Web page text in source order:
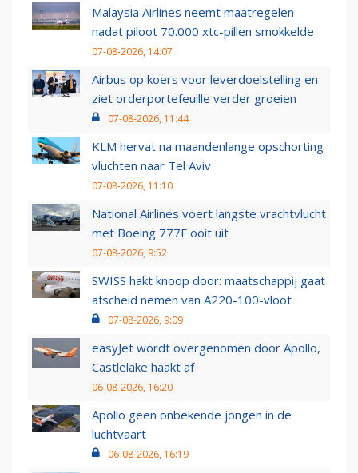
Malaysia Airlines neemt maatregelen
nadat piloot 70.000 xtc-pillen smokkelde
07-08-2026, 14:07
Airbus op koers voor leverdoelstelling en
ziet orderportefeuille verder groeien
07-08-2026, 11:44
KLM hervat na maandenlange opschorting
vluchten naar Tel Aviv
07-08-2026, 11:10
National Airlines voert langste vrachtvlucht
met Boeing 777F ooit uit
07-08-2026, 9:52
SWISS hakt knoop door: maatschappij gaat
afscheid nemen van A220-100-vloot
07-08-2026, 9:09
easyJet wordt overgenomen door Apollo,
Castlelake haakt af
06-08-2026, 16:20
Apollo geen onbekende jongen in de
luchtvaart
06-08-2026, 16:19